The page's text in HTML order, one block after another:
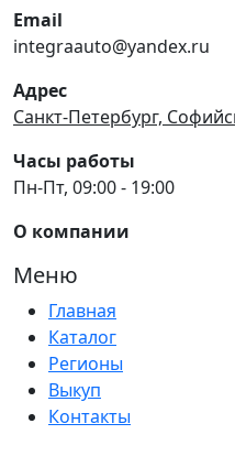
Email
integraauto@yandex.ru
Адрес
Санкт-Петербург,
Часы работы
Пн-Пт, 09:00 - 19:00
О компании
Меню
Главная
Каталог
Регионы
Выкуп
Контакты